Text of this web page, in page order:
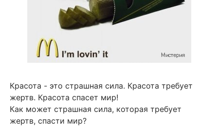
Красота - это страшная сила. Красота требует
жертв. Красота спасет мир!
Как может страшная сила, которая требует
жертв, спасти мир?